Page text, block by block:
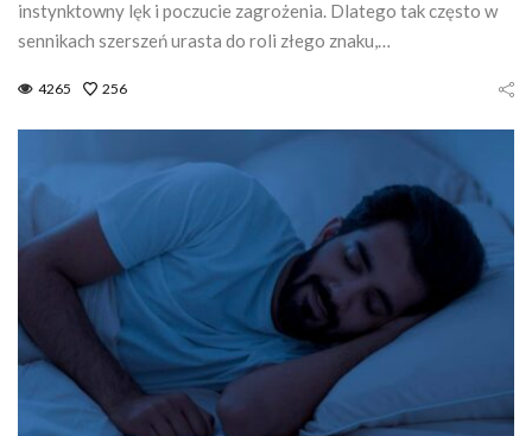
instynktowny lęk i poczucie zagrożenia. Dlatego tak często w
sennikach szerszeń urasta do roli złego znaku,…
4265 256